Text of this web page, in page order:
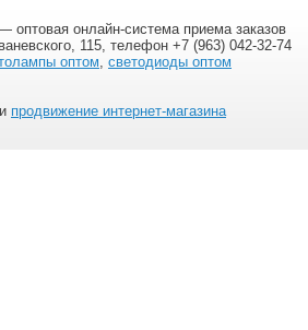
оптовая онлайн-система приема заказов
115, телефон +7 (963) 042-32-74
оптом, светодиоды оптом
и продвижение интернет-магазина